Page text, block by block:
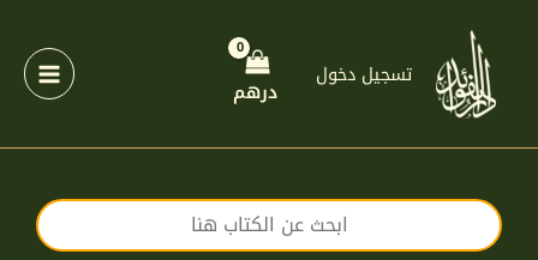
المحتوى
تسجيل دخول
درهم